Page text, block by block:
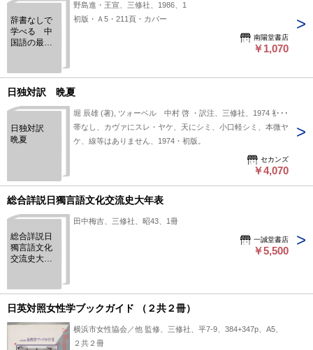
辞書なしで
学べる 中
国語の最初
野島進・王宣、三修社、1986、1
初版・Ａ5・211頁・カバー
南陽堂書店
￥1,070
日独対訳 晩夏
日独対訳
晩夏
堀 辰雄 (著), ツォーベル 中村 啓 ・訳注、三修社、1974 初版
帯なし、カヴァにスレ・ヤケ、天にシミ、小口軽シミ、本微ヤ
ケ、線等はありません、1974・初版。
セカンズ
￥4,070
総合詳説日獨言語文化交流史大年表
総合詳説日
獨言語文化
交流史大年
田中梅吉、三修社、昭43、1冊
一誠堂書店
￥5,500
日英対照女性学ブックガイド （２共２冊）
横浜市女性協会／他 監修、三修社、平7-9、384+347p、A5、
２共２冊